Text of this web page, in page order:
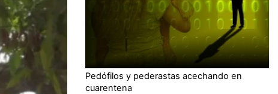
Pedófilos y pederastas acechando en
cuarentena